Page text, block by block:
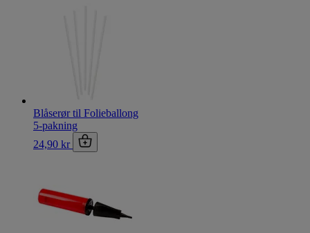
Blåserør til Folieballong
5-pakning
24,90 kr